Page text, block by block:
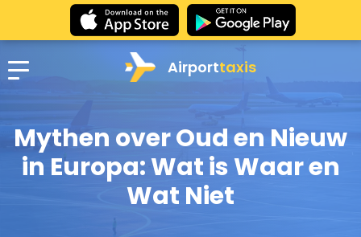
Airporttaxis
Mythen over Oud en Nieuw
in Europa: Wat is Waar en
Wat Niet